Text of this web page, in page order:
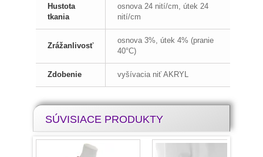
Hustota
tkania
osnova 24 nití/cm, útek 24
nití/cm
Zrážanlivosť
osnova 3%, útek 4% (pranie
40°C)
Zdobenie vyšívacia niť AKRYL
SÚVISIACE PRODUKTY